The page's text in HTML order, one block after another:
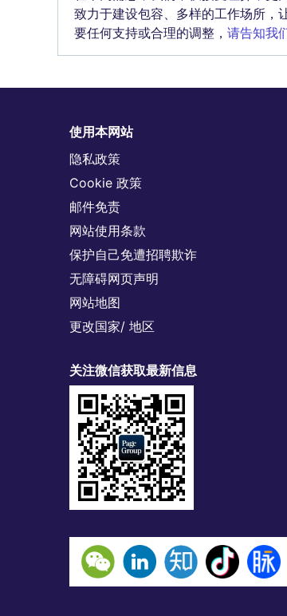
致力于建设包容、多样的工作场所，
要任何支持或合理的调整， 请告知我
使用本网站
隐私政策
Cookie 政策
邮件免责
网站使用条款
保护自己免遭招聘欺诈
无障碍网页声明
网站地图
更改国家/ 地区
关注微信获取最新信息